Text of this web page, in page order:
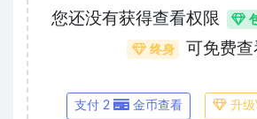
您还没有获得查看权限
终身 可免费查
支付 2 金币查看 升级